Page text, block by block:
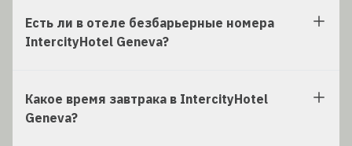
Есть ли в отеле безбарьерные номера
IntercityHotel Geneva?
Какое время завтрака в IntercityHotel
Geneva?